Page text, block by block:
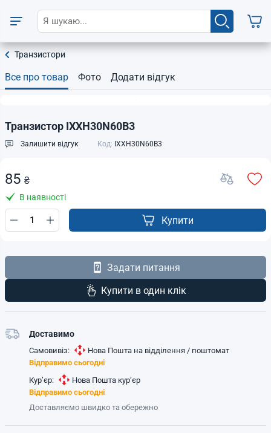
Транзистори
Все про товар Фото Додати відгук
Транзистор IXXH30N60B3
Залишити відгук Код: IXXH30N60B3
85 ₴
В наявності
Купити
Задати питання
Купити в один клік
Доставимо
Самовивіз:
Нова Пошта на відділення / поштомат
Відправимо сьогодні
Кур’єр:
Нова Пошта кур’єр
Відправимо сьогодні
Доставляємо швидко та обережно